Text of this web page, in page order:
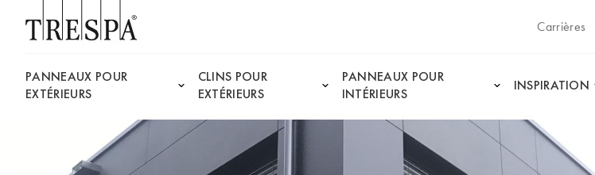
Carrières
PANNEAUX POUR
EXTÉRIEURS
CLINS POUR
EXTÉRIEURS
PANNEAUX POUR
INTÉRIEURS
INSPIRATION